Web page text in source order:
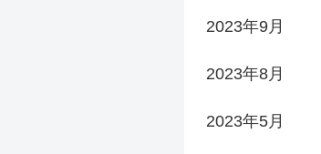
2023年9月
2023年8月
2023年5月